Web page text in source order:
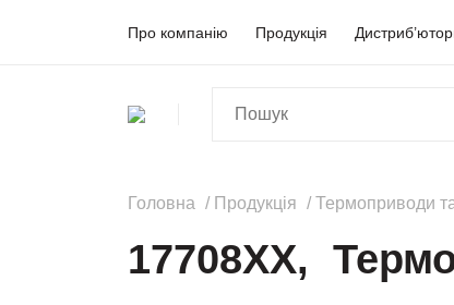
Про компанію Продукція
Головна Продукція Термоприводи
17708XX,